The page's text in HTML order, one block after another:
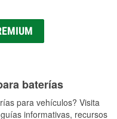
baterías
para vehículos? Visita
informativas, recursos